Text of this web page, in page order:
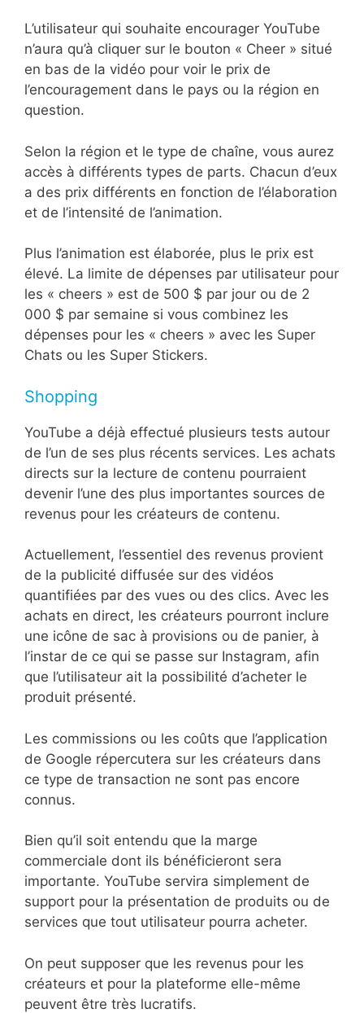
L’utilisateur qui souhaite encourager YouTube
n’aura qu’à cliquer sur le bouton « Cheer » situé
en bas de la vidéo pour voir le prix de
l’encouragement dans le pays ou la région en
question.
Selon la région et le type de chaîne, vous aurez
accès à différents types de parts. Chacun d’eux
a des prix différents en fonction de l’élaboration
et de l’intensité de l’animation.
Plus l’animation est élaborée, plus le prix est
élevé. La limite de dépenses par utilisateur pour
les « cheers » est de 500 $ par jour ou de 2
000 $ par semaine si vous combinez les
dépenses pour les « cheers » avec les Super
Chats ou les Super Stickers.
Shopping
YouTube a déjà effectué plusieurs tests autour
de l’un de ses plus récents services. Les achats
directs sur la lecture de contenu pourraient
devenir l’une des plus importantes sources de
revenus pour les créateurs de contenu.
Actuellement, l’essentiel des revenus provient
de la publicité diffusée sur des vidéos
quantifiées par des vues ou des clics. Avec les
achats en direct, les créateurs pourront inclure
une icône de sac à provisions ou de panier, à
l’instar de ce qui se passe sur Instagram, afin
que l’utilisateur ait la possibilité d’acheter le
produit présenté.
Les commissions ou les coûts que l’application
de Google répercutera sur les créateurs dans
ce type de transaction ne sont pas encore
connus.
Bien qu’il soit entendu que la marge
commerciale dont ils bénéficieront sera
importante. YouTube servira simplement de
support pour la présentation de produits ou de
services que tout utilisateur pourra acheter.
On peut supposer que les revenus pour les
créateurs et pour la plateforme elle-même
peuvent être très lucratifs.